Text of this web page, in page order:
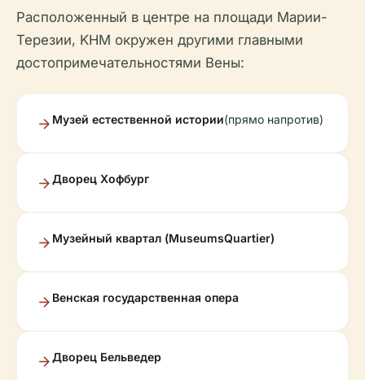
Расположенный в центре на площади Марии-
Терезии, KHM окружен другими главными
достопримечательностями Вены:
Музей естественной истории(прямо напротив)
Дворец Хофбург
Музейный квартал (MuseumsQuartier)
Венская государственная опера
Дворец Бельведер